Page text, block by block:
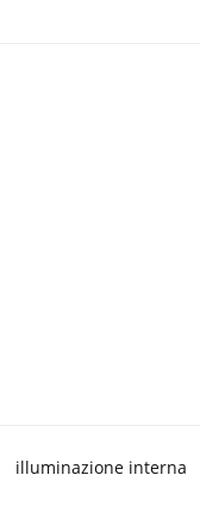
illuminazione interna